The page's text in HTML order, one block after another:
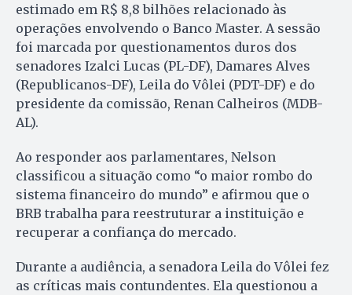
estimado em R$ 8,8 bilhões relacionado às
operações envolvendo o Banco Master. A sessão
foi marcada por questionamentos duros dos
senadores Izalci Lucas (PL-DF), Damares Alves
(Republicanos-DF), Leila do Vôlei (PDT-DF) e do
presidente da comissão, Renan Calheiros (MDB-
AL).
Ao responder aos parlamentares, Nelson
classificou a situação como “o maior rombo do
sistema financeiro do mundo” e afirmou que o
BRB trabalha para reestruturar a instituição e
recuperar a confiança do mercado.
Durante a audiência, a senadora Leila do Vôlei fez
as críticas mais contundentes. Ela questionou a